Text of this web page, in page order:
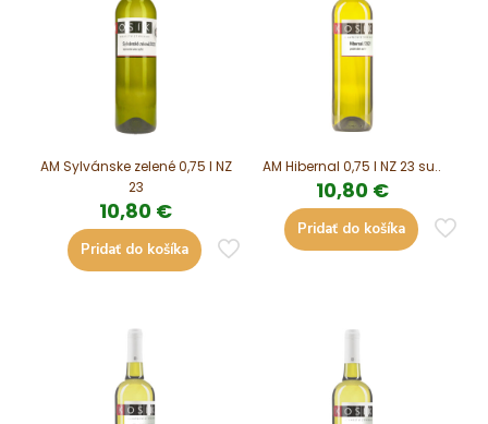
AM Sylvánske zelené 0,75 l NZ
23
10,80 €
Pridať do košíka
AM Hibernal 0,75 l NZ 23 su..
10,80 €
Pridať do košíka